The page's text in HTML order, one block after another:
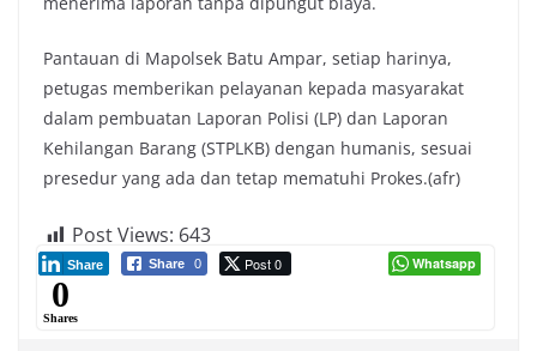
Pantauan di Mapolsek Batu Ampar, setiap harinya,
petugas memberikan pelayanan kepada masyarakat
dalam pembuatan Laporan Polisi (LP) dan Laporan
Kehilangan Barang (STPLKB) dengan humanis, sesuai
presedur yang ada dan tetap mematuhi Prokes.(afr)
Post Views: 643
Share 0 Post 0
Share Whatsapp
0
Shares